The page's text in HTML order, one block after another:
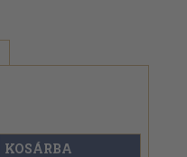
KOSÁRBA